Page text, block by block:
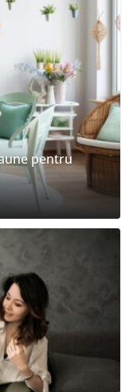
pentru